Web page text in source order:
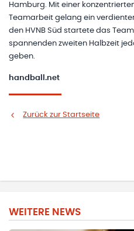
Hamburg. Mit einer
Teamarbeit gelang ein verdienter
den HVNB Süd startete das
spannenden zweiten Halbzeit
geben.
handball.net
Zurück zur Startseite
WEITERE NEWS